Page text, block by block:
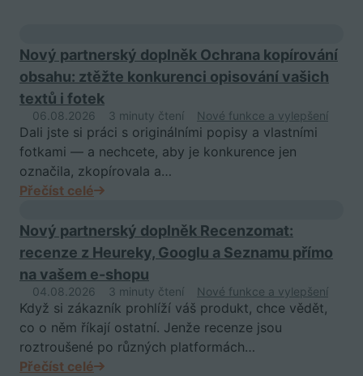
Nový partnerský doplněk Ochrana kopírování
obsahu: ztěžte konkurenci opisování vašich
textů i fotek
06.08.2026 3 minuty čtení Nové funkce a vylepšení
Dali jste si práci s originálními popisy a vlastními
fotkami — a nechcete, aby je konkurence jen
označila, zkopírovala a…
Přečíst celé
Nový partnerský doplněk Recenzomat:
recenze z Heureky, Googlu a Seznamu přímo
na vašem e-shopu
04.08.2026 3 minuty čtení Nové funkce a vylepšení
Když si zákazník prohlíží váš produkt, chce vědět,
co o něm říkají ostatní. Jenže recenze jsou
roztroušené po různých platformách…
Přečíst celé